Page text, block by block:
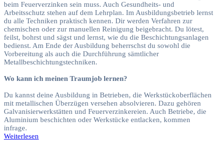
beim Feuerverzinken sein muss. Auch Gesundheits- und
Arbeitsschutz stehen auf dem Lehrplan. Im Ausbildungsbetrieb lernst
du alle Techniken praktisch kennen. Dir werden Verfahren zur
chemischen oder zur manuellen Reinigung beigebracht. Du lötest,
feilst, bohrst und sägst und lernst, wie du die Beschichtungsanlagen
bedienst. Am Ende der Ausbildung beherrschst du sowohl die
Vorbereitung als auch die Durchführung sämtlicher
Metallbeschichtungstechniken.
Wo kann ich meinen Traumjob lernen?
Du kannst deine Ausbildung in Betrieben, die Werkstückoberflächen
mit metallischen Überzügen versehen absolvieren. Dazu gehören
Galvanisierwerkstätten und Feuerverzinkereien. Auch Betriebe, die
Aluminium beschichten oder Werkstücke entlacken, kommen
infrage.
Weiterlesen